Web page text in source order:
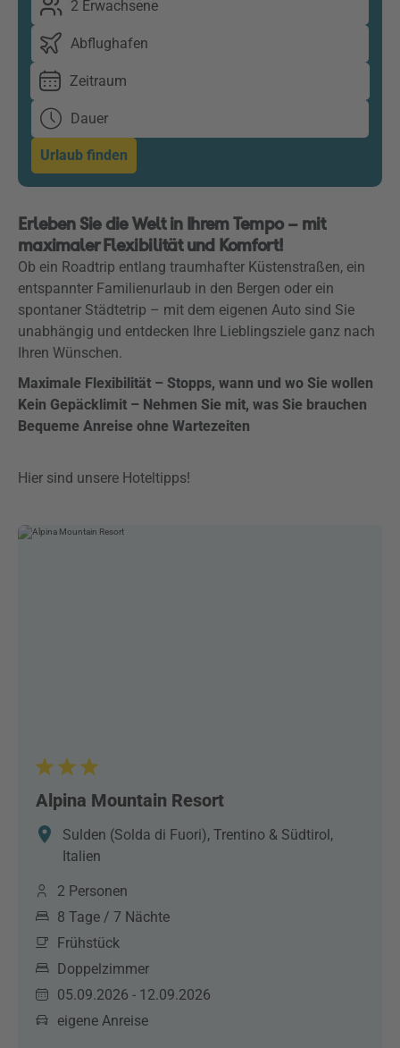
2 Erwachsene
Abflughafen
Zeitraum
Dauer
Urlaub finden
Erleben Sie die Welt in Ihrem Tempo – mit
maximaler Flexibilität und Komfort!
Ob ein Roadtrip entlang traumhafter Küstenstraßen, ein
entspannter Familienurlaub in den Bergen oder ein
spontaner Städtetrip – mit dem eigenen Auto sind Sie
unabhängig und entdecken Ihre Lieblingsziele ganz nach
Ihren Wünschen.
Maximale Flexibilität – Stopps, wann und wo Sie wollen
Kein Gepäcklimit – Nehmen Sie mit, was Sie brauchen
Bequeme Anreise ohne Wartezeiten
Hier sind unsere Hoteltipps!
Alpina Mountain Resort
Sulden (Solda di Fuori), Trentino & Südtirol,
Italien
2 Personen
8 Tage / 7 Nächte
Frühstück
Doppelzimmer
05.09.2026 - 12.09.2026
eigene Anreise